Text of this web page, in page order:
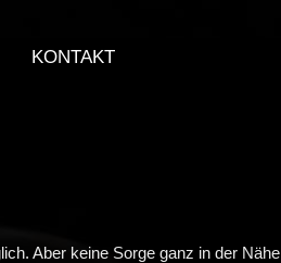
KONTAKT
Aber keine Sorge ganz in der Nähe